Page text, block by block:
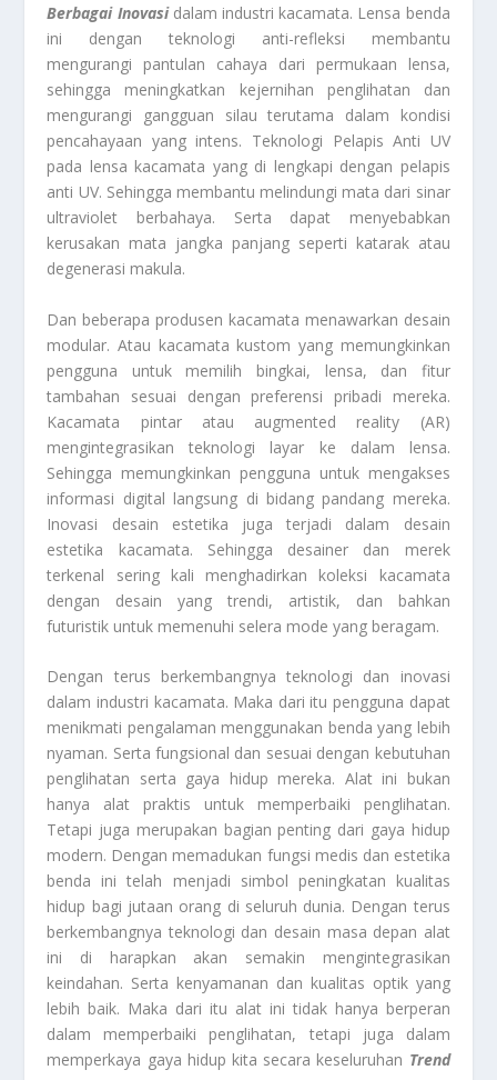
Berbagai Inovasidalam industri kacamata. Lensa benda
ini dengan teknologi anti-refleksi membantu
mengurangi pantulan cahaya dari permukaan lensa,
sehingga meningkatkan kejernihan penglihatan dan
mengurangi gangguan silau terutama dalam kondisi
pencahayaan yang intens. Teknologi Pelapis Anti UV
pada lensa kacamata yang di lengkapi dengan pelapis
anti UV. Sehingga membantu melindungi mata dari sinar
ultraviolet berbahaya. Serta dapat menyebabkan
kerusakan mata jangka panjang seperti katarak atau
degenerasi makula.
Dan beberapa produsen kacamata menawarkan desain
modular. Atau kacamata kustom yang memungkinkan
pengguna untuk memilih bingkai, lensa, dan fitur
tambahan sesuai dengan preferensi pribadi mereka.
Kacamata pintar atau augmented reality (AR)
mengintegrasikan teknologi layar ke dalam lensa.
Sehingga memungkinkan pengguna untuk mengakses
informasi digital langsung di bidang pandang mereka.
Inovasi desain estetika juga terjadi dalam desain
estetika kacamata. Sehingga desainer dan merek
terkenal sering kali menghadirkan koleksi kacamata
dengan desain yang trendi, artistik, dan bahkan
futuristik untuk memenuhi selera mode yang beragam.
Dengan terus berkembangnya teknologi dan inovasi
dalam industri kacamata. Maka dari itu pengguna dapat
menikmati pengalaman menggunakan benda yang lebih
nyaman. Serta fungsional dan sesuai dengan kebutuhan
penglihatan serta gaya hidup mereka. Alat ini bukan
hanya alat praktis untuk memperbaiki penglihatan.
Tetapi juga merupakan bagian penting dari gaya hidup
modern. Dengan memadukan fungsi medis dan estetika
benda ini telah menjadi simbol peningkatan kualitas
hidup bagi jutaan orang di seluruh dunia. Dengan terus
berkembangnya teknologi dan desain masa depan alat
ini di harapkan akan semakin mengintegrasikan
keindahan. Serta kenyamanan dan kualitas optik yang
lebih baik. Maka dari itu alat ini tidak hanya berperan
dalam memperbaiki penglihatan, tetapi juga dalam
memperkaya gaya hidup kita secara keseluruhan Trend